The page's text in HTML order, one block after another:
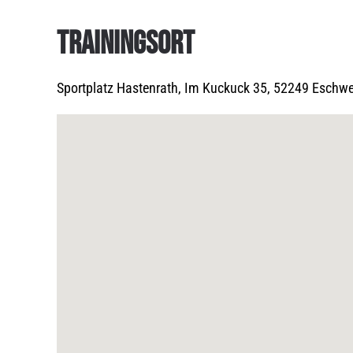
TRAININGSORT
Sportplatz Hastenrath, Im Kuckuck 35, 52249